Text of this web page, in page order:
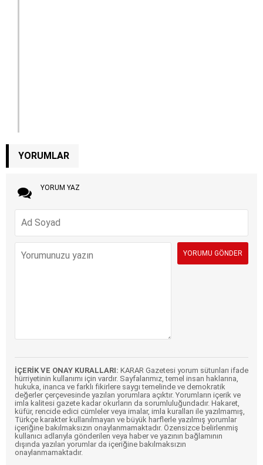
YORUMLAR
YORUM YAZ
İÇERİK VE ONAY KURALLARI: KARAR Gazetesi yorum sütunları ifade
hürriyetinin kullanımı için vardır. Sayfalarımız, temel insan haklarına,
hukuka, inanca ve farklı fikirlere saygı temelinde ve demokratik
değerler çerçevesinde yazılan yorumlara açıktır. Yorumların içerik ve
imla kalitesi gazete kadar okurların da sorumluluğundadır. Hakaret,
küfür, rencide edici cümleler veya imalar, imla kuralları ile yazılmamış,
Türkçe karakter kullanılmayan ve büyük harflerle yazılmış yorumlar
içeriğine bakılmaksızın onaylanmamaktadır. Özensizce belirlenmiş
kullanıcı adlarıyla gönderilen veya haber ve yazının bağlamının
dışında yazılan yorumlar da içeriğine bakılmaksızın
onaylanmamaktadır.